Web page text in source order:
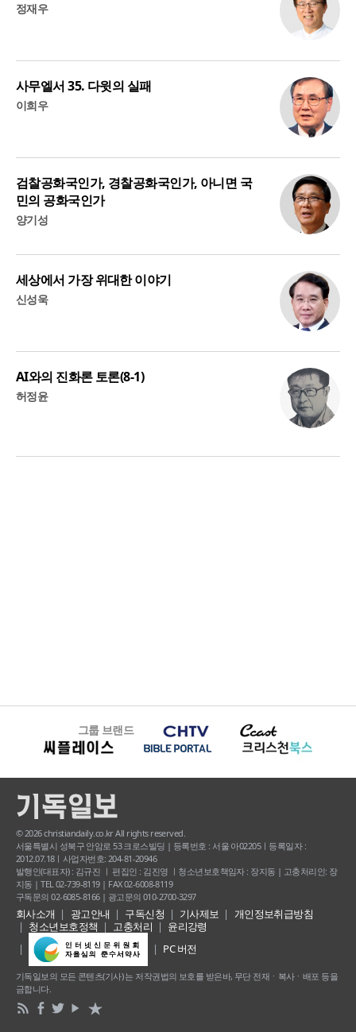
정재우
사무엘서 35. 다윗의 실패
이희우
검찰공화국인가, 경찰공화국인가, 아니면 국
민의 공화국인가
양기성
세상에서 가장 위대한 이야기
신성욱
AI와의 진화론 토론(8-1)
허정윤
그룹 브랜드
© 2026 christiandaily.co.kr All rights reserved.
서울특별시 성북구 안암로 53 크로스빌딩 | 등록번호 : 서울 아02205ㅣ등록일자 :
2012.07.18ㅣ사업자번호: 204-81-20946
발행인(대표자) : 김규진 ㅣ 편집인 : 김진영 ㅣ청소년보호책임자 : 장지동 | 고충처리인: 장
지동 | TEL 02-739-8119 | FAX 02-6008-8119
구독문의 02-6085-8166 | 광고문의 010-2700-3297
회사소개 광고안내 구독신청 기사제보
개인정보취급방침
청소년보호정책
고충처리
윤리강령
PC 버전
기독일보의 모든 콘텐츠(기사) 는 저작권법의 보호를 받은바, 무단 전재ㆍ복사ㆍ배포 등을
금합니다.